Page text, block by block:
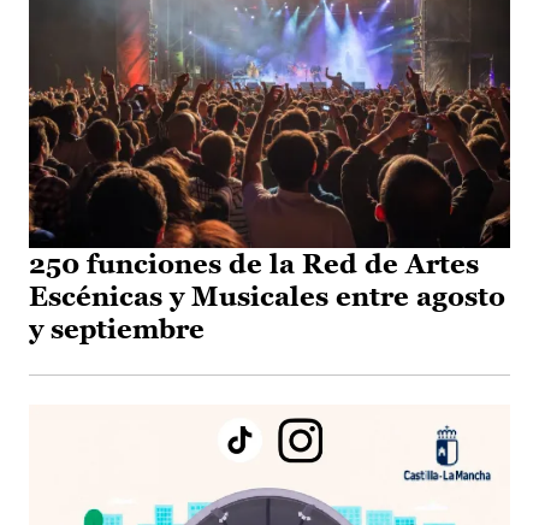
250 funciones de la Red de Artes
Escénicas y Musicales entre agosto
y septiembre